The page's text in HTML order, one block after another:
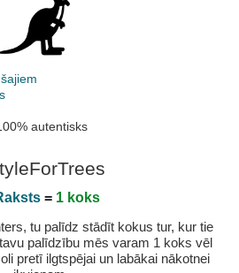
autentisks
= 1 koks
tu palīdz stādīt kokus tur, kur tie
palīdzību mēs varam 1 koks vēl
pretī ilgtspējai un labākai nākotnei